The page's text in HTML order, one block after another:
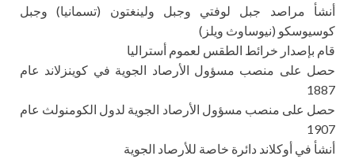
أنشأ مراصد جبل لوفتي وجبل ولينغتون (تسمانيا) وجبل
كوسيوسكو (نيوساوث ويلز)
قام بإصدار خرائط الطقس لعموم أستراليا
حصل على منصب مسؤول الأرصاد الجوية في كوينزلاند عام
1887
حصل على منصب مسؤول الأرصاد الجوية لدول الكومنولث عام
1907
أنشأ في أوكلاند دائرة خاصة للأرصاد الجوية